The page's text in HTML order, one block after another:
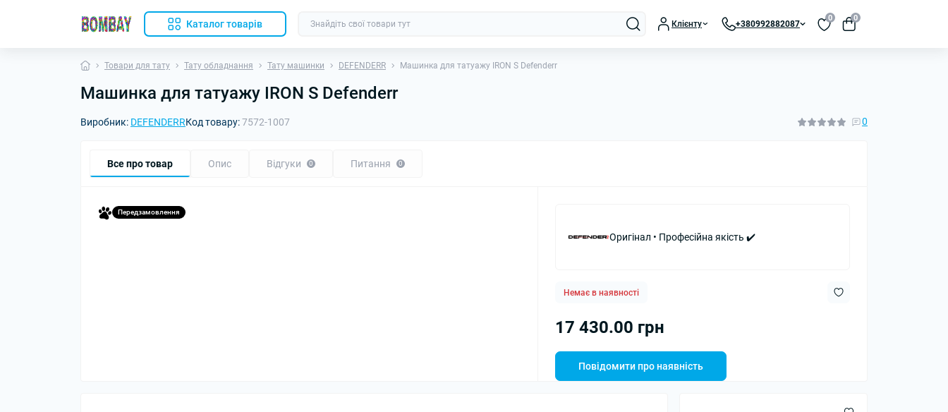
Каталог товарів Клієнту +380992882087
0 0
Товари для тату Тату обладнання Тату машинки DEFENDERR Машинка для татуажу IRON S Defenderr
Машинка для татуажу IRON S Defenderr
Виробник: DEFENDERRКод товару:7572-1007 0
Все про товар Опис Відгуки 0 Питання 0
Передзамовлення
Оригінал • Професійна якість ✔️
Немає в наявності
17 430.00 грн
Повідомити про наявність